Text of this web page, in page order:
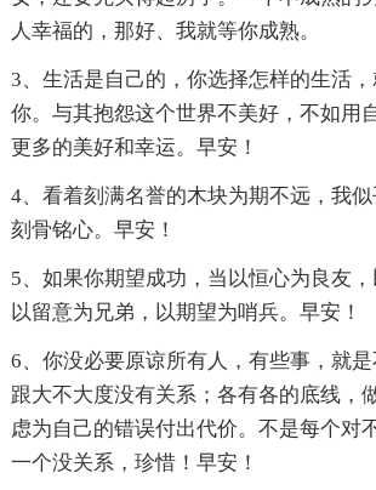
人幸福的，那好、我就等你成熟。
3、生活是自己的，你选择怎样的生活
你。与其抱怨这个世界不美好，不如用
更多的美好和幸运。早安！
4、看着刻满名誉的木块为期不远，我
刻骨铭心。早安！
5、如果你期望成功，当以恒心为良友，
以留意为兄弟，以期望为哨兵。早安！
6、你没必要原谅所有人，有些事，就是
跟大不大度没有关系；各有各的底线，
虑为自己的错误付出代价。不是每个对
一个没关系，珍惜！早安！